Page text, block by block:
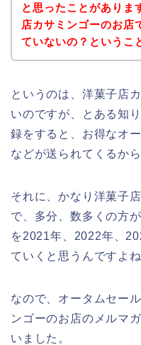
と思ったことがありま
店カサミンゴーのお店
ていないの？というこ
というのは、洋菓子店
いのですが、とある知
録をすると、お得なオ
などが送られてくるから
それに、かなり洋菓子
で、多分、数多くの方
を2021年、2022年、
ていくと思うんですよ
なので、オータムセー
ンゴーのお店のメルマ
いました。